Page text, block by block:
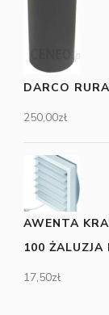
DARCO
250,00zł
AWENTA
100
17,50zł